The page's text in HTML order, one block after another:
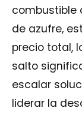
combustible
de azufre,
precio total,
salto
escalar
liderar la